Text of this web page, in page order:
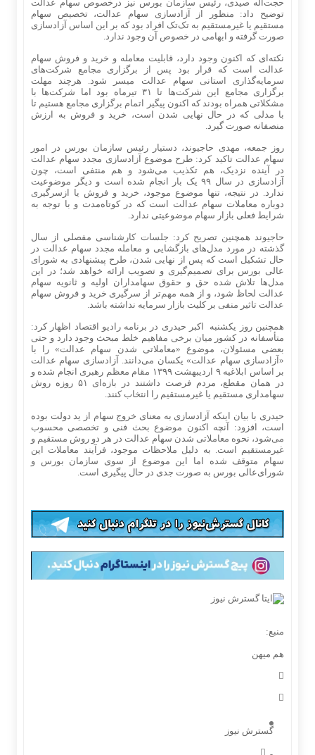
حجت‌اله صیدی، رئیس سازمان بورس نیز درخصوص سهام عدالت
توضیح داد: منظور از آزادسازی سهام عدالت، تخصیص سهام
مستقیم یا غیرمستقیم به تک‌تک افراد بود که بر این اساس آزادسازی
صورت گرفته و ابهامی در خصوص آن وجود ندارد.
نکته‌ای که اکنون وجود دارد، قابلیت معامله و خرید و فروش سهام
عدالت است که قرار بود پس از برگزاری مجامع شرکت‌های
سرمایه‌گذاری استانی سهام عدالت میسر شود. هرچند مهلت
برگزاری مجامع این شرکت‌ها تا ۳۱ تیرماه بود اما شرکت‌ها با
مشکلاتی همراه بودند که اکنون پیگیر اتمام برگزاری مجامع هستیم تا
با مدلی که در حال نهایی شدن است، خرید و فروش به ارزش
منصفانه صورت گیرد.
روز جمعه، مهدی حاجیوند، دستیار رئیس سازمان بورس در امور
سهام عدالت تاکید کرد: طرح موضوع آزادسازی مجدد سهام عدالت
در آینده نزدیک، هم تکذیب می‌‌شود و هم منتفی است، چون
آزادسازی در سال ۹۹ یک‌ بار انجام شده است و دیگر موضوعیت
ندارد. در نتیجه، تنها موضوع موجود، خرید و فروش یا ازسرگیری
دوباره معاملات سهام عدالت است که در کوتاه‌مدت و با توجه به
شرایط فعلی بازار سهام موضوعیتی ندارد.
حاجیوند همچنین تصریح کرد: جلسات کارشناسی مفصلی از سال
گذشته در مورد مدل‌های بازگشایی و معامله مجدد سهام عدالت در
حال تشکیل است که پس از نهایی شدن، طرح پیشنهادی به شورای
عالی بورس برای تصمیم‌گیری و تصویب ارائه خواهد شد؛ در این
مدل‌ها تلاش شده حق و حقوق سهامداران اولیه و ثانویه سهام
عدالت لحاظ شود، و از همه مهم‌تر از سرگیری خرید و فروش سهام
عدالت تاثیر منفی بر کلیت بازار سرمایه نداشته باشد.
همچنین روز یکشنبه اکبر حیدری در برنامه رادیو اقتصاد اظهار کرد:
متأسفانه در کشور میان برخی مفاهیم خلط مبحث وجود دارد و حتی
بعضی مسئولان، موضوع «معاملاتی شدن سهام عدالت» را با
«آزادسازی سهام عدالت» یکسان می‌دانند. آزادسازی سهام عدالت
بر اساس ابلاغیه ۹ اردیبهشت ۱۳۹۹ مقام معظم رهبری انجام شده و
در همان مقطع، مردم فرصت داشتند در بازه‌ای ۵۱ روزه روش
سهامداری مستقیم یا غیرمستقیم را انتخاب کنند.
حیدری با بیان اینکه آزادسازی به معنای خروج سهام از ید دولت بوده
است، افزود: آنچه اکنون موضوع بحث فنی و تخصصی محسوب
می‌شود، نحوه معاملاتی شدن سهام عدالت در هر دو روش مستقیم و
غیرمستقیم است. به دلیل ملاحظات موجود، فرآیند معاملات این
سهام متوقف شده اما این موضوع از سوی سازمان بورس و
شورای‌عالی بورس به صورت جدی در حال پیگیری است.
منبع:
هم میهن
گسترش نیوز